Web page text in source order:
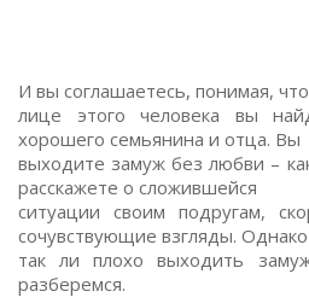
И вы соглашаетесь, понимая,
лице этого человека вы
хорошего семьянина и отца. Вы
выходите замуж без любви –
расскажете о сложившейся
ситуации своим подругам,
сочувствующие взгляды. Однако
так ли плохо выходить
разберемся.